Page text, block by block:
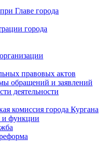
Главе города
города
правовых актов
обращений и заявлений
деятельности
комиссия города Кургана
и функции